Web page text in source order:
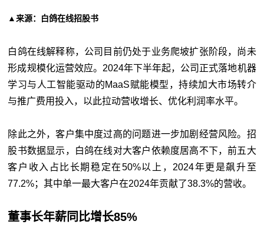
▲来源：白鸽在线招股书
白鸽在线解释称，公司目前仍处于业务爬坡扩张阶段，尚未
形成规模化运营效应。2024年下半年起，公司正式落地机器
学习与人工智能驱动的MaaS赋能模型，持续加大市场转介
与推广费用投入，以此拉动营收增长、优化利润率水平。
除此之外，客户集中度过高的问题进一步加剧经营风险。招
股书数据显示，白鸽在线对大客户依赖度居高不下，前五大
客户收入占比长期稳定在50%以上，2024年更是飙升至
77.2%；其中单一最大客户在2024年贡献了38.3%的营收。
董事长年薪同比增长85%